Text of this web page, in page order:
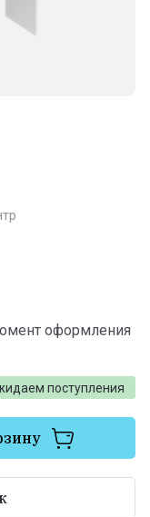
оформления
поступления